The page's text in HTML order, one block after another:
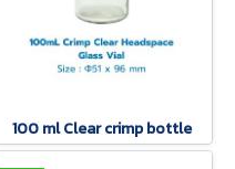
100 ml Clear crimp bottle